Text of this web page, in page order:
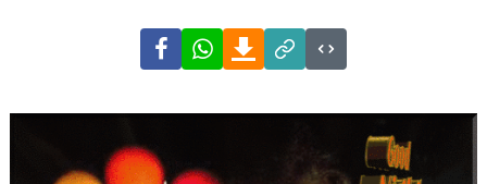
FacebookWhatsAppDownload
Link
Code